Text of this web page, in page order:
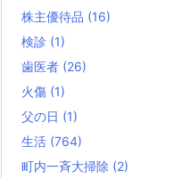
株主優待品 (16)
検診 (1)
歯医者 (26)
火傷 (1)
父の日 (1)
生活 (764)
町内一斉大掃除 (2)